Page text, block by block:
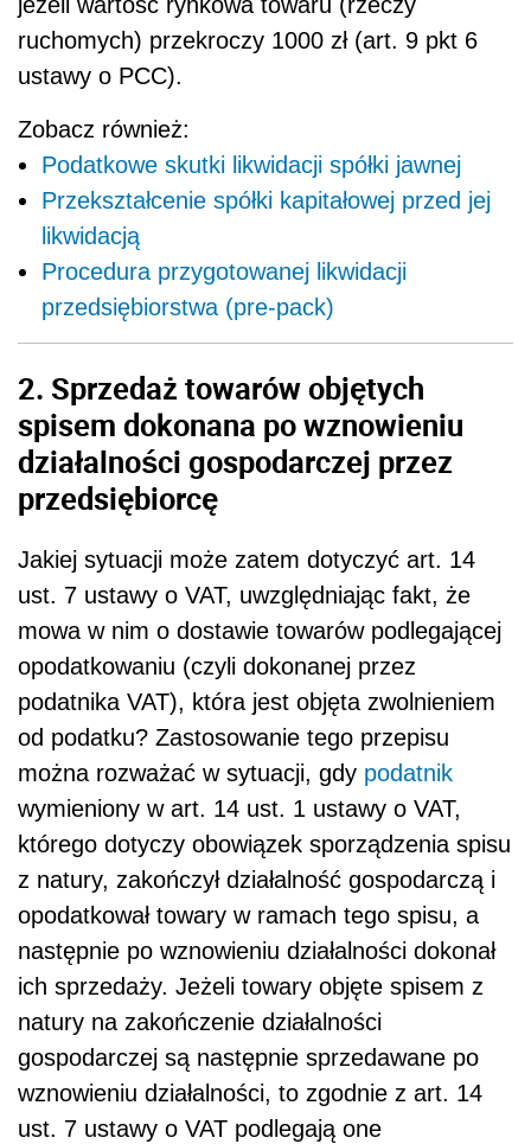
ruchomych) przekroczy 1000 zł (art. 9 pkt 6
ustawy o PCC).
Zobacz również:
Podatkowe skutki likwidacji spółki jawnej
Przekształcenie spółki kapitałowej przed jej
likwidacją
Procedura przygotowanej likwidacji
przedsiębiorstwa (pre-pack)
2. Sprzedaż towarów objętych
spisem dokonana po wznowieniu
działalności gospodarczej przez
przedsiębiorcę
Jakiej sytuacji może zatem dotyczyć art. 14
ust. 7 ustawy o VAT, uwzględniając fakt, że
mowa w nim o dostawie towarów podlegającej
opodatkowaniu (czyli dokonanej przez
podatnika VAT), która jest objęta zwolnieniem
od podatku? Zastosowanie tego przepisu
można rozważać w sytuacji, gdy podatnik
wymieniony w art. 14 ust. 1 ustawy o VAT,
którego dotyczy obowiązek sporządzenia spisu
z natury, zakończył działalność gospodarczą i
opodatkował towary w ramach tego spisu, a
następnie po wznowieniu działalności dokonał
ich sprzedaży. Jeżeli towary objęte spisem z
natury na zakończenie działalności
gospodarczej są następnie sprzedawane po
wznowieniu działalności, to zgodnie z art. 14
ust. 7 ustawy o VAT podlegają one